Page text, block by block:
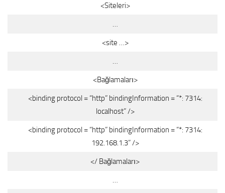
<Siteleri>
…
<site …>
…
<Bağlamaları>
<binding protocol = “http” bindingInformation = “*: 7314:
localhost” />
<binding protocol = “http” bindingInformation = “*: 7314:
192.168.1.3” />
</ Bağlamaları>
…